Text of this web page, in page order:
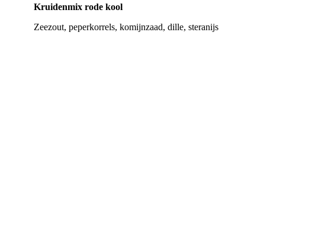
Kruidenmix rode kool
Zeezout, peperkorrels, komijnzaad, dille, steranijs